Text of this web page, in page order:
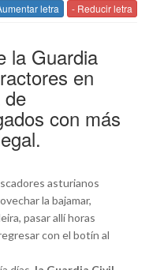
letra - Reducir letra
la Guardia
en
de
con más
asturianos
la bajamar,
pasar allí horas
con el botín al